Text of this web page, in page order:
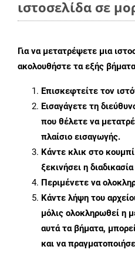
ιστοσελίδα σε
Για να μετατρέψετε μια
ακολουθήστε τα εξής
Επισκεφτείτε τον
Εισαγάγετε τη
που θέλετε να
πλαίσιο εισαγωγής.
Κάντε κλικ στο
ξεκινήσει η
Περιμένετε να
Κάντε λήψη του
μόλις ολοκληρωθεί η
αυτά τα βήματα,
και να